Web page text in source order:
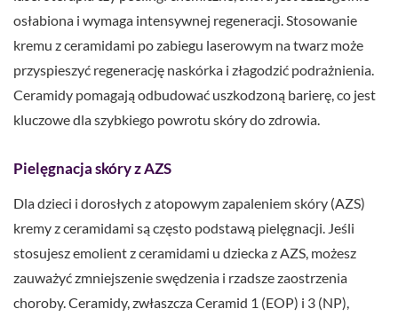
osłabiona i wymaga intensywnej regeneracji. Stosowanie
kremu z ceramidami po zabiegu laserowym na twarz może
przyspieszyć regenerację naskórka i złagodzić podrażnienia.
Ceramidy pomagają odbudować uszkodzoną barierę, co jest
kluczowe dla szybkiego powrotu skóry do zdrowia.
Pielęgnacja skóry z AZS
Dla dzieci i dorosłych z atopowym zapaleniem skóry (AZS)
kremy z ceramidami są często podstawą pielęgnacji. Jeśli
stosujesz emolient z ceramidami u dziecka z AZS, możesz
zauważyć zmniejszenie swędzenia i rzadsze zaostrzenia
choroby. Ceramidy, zwłaszcza Ceramid 1 (EOP) i 3 (NP),